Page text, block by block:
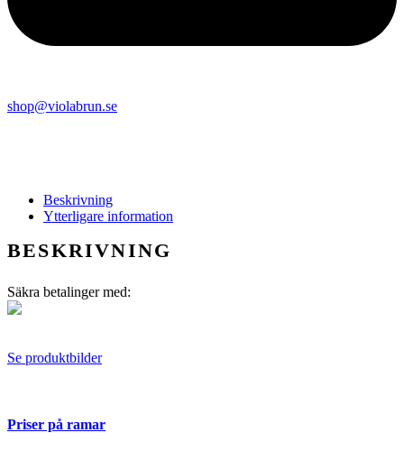
shop@violabrun.se
Beskrivning
Ytterligare information
BESKRIVNING
Säkra betalinger med:
Se produktbilder
Priser på ramar